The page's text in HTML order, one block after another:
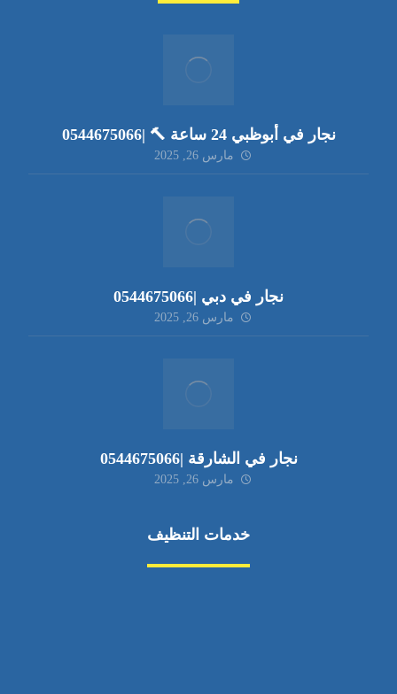
نجار في أبوظبي 24 ساعة 🔨 |0544675066
مارس 26, 2025
نجار في دبي |0544675066
مارس 26, 2025
نجار في الشارقة |0544675066
مارس 26, 2025
خدمات التنظيف